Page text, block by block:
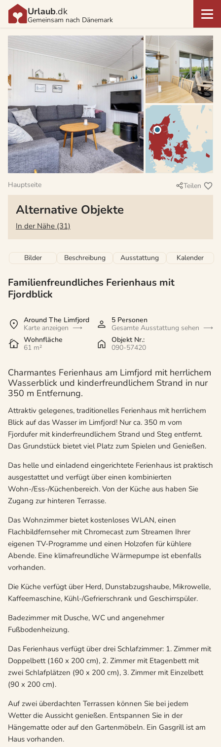
Urlaub.dk
Gemeinsam nach Dänemark
Hauptseite Teilen
Alternative Objekte
In der Nähe (31)
Bilder Beschreibung Ausstattung Kalender
Familienfreundliches Ferienhaus mit
Fjordblick
Around The Limfjord
Karte anzeigen
5 Personen
Gesamte Ausstattung sehen
Wohnfläche
61 m²
Objekt Nr.:
090-57420
Charmantes Ferienhaus am Limfjord mit herrlichem
Wasserblick und kinderfreundlichem Strand in nur
350 m Entfernung.
Attraktiv gelegenes, traditionelles Ferienhaus mit herrlichem
Blick auf das Wasser im Limfjord! Nur ca. 350 m vom
Fjordufer mit kinderfreundlichem Strand und Steg entfernt.
Das Grundstück bietet viel Platz zum Spielen und Genießen.
Das helle und einladend eingerichtete Ferienhaus ist praktisch
ausgestattet und verfügt über einen kombinierten
Wohn-/Ess-/Küchenbereich. Von der Küche aus haben Sie
Zugang zur hinteren Terrasse.
Das Wohnzimmer bietet kostenloses WLAN, einen
Flachbildfernseher mit Chromecast zum Streamen Ihrer
eigenen TV-Programme und einen Holzofen für kühlere
Abende. Eine klimafreundliche Wärmepumpe ist ebenfalls
vorhanden.
Die Küche verfügt über Herd, Dunstabzugshaube, Mikrowelle,
Kaffeemaschine, Kühl-/Gefrierschrank und Geschirrspüler.
Badezimmer mit Dusche, WC und angenehmer
Fußbodenheizung.
Das Ferienhaus verfügt über drei Schlafzimmer: 1. Zimmer mit
Doppelbett (160 x 200 cm), 2. Zimmer mit Etagenbett mit
zwei Schlafplätzen (90 x 200 cm), 3. Zimmer mit Einzelbett
(90 x 200 cm).
Auf zwei überdachten Terrassen können Sie bei jedem
Wetter die Aussicht genießen. Entspannen Sie in der
Hängematte oder auf den Gartenmöbeln. Ein Gasgrill ist am
Haus vorhanden.